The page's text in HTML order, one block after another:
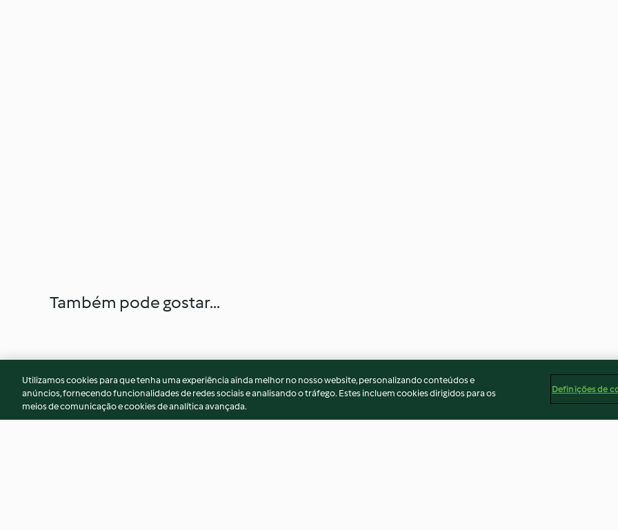
Também pode gostar...
Utilizamos cookies para que tenha uma experiência ainda melhor no nosso website, personalizando conteúdos e
anúncios, fornecendo funcionalidades de redes sociais e analisando o tráfego. Estes incluem cookies dirigidos para os
meios de comunicação e cookies de analítica avançada.
Definições de